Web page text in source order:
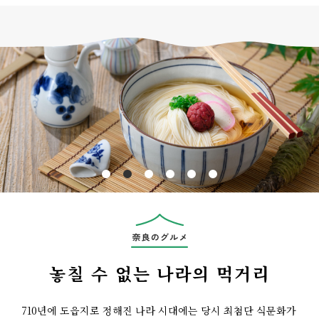
Previous
놓칠 수 없는 나라의 먹거리
710년에 도읍지로 정해진 나라 시대에는 당시 최첨단 식문화가